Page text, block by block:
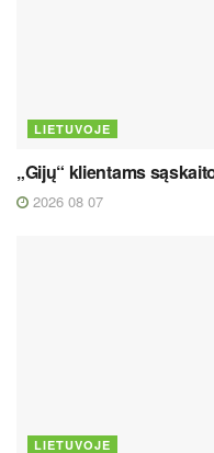
LIETUVOJE
„Gijų“ klientams
2026 08 07
LIETUVOJE